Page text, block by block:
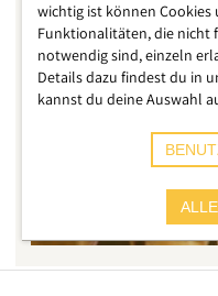
wichtig ist können
Funktionalitäten, die nicht
notwendig sind, einzeln
Details dazu findest du in
kannst du deine Auswahl